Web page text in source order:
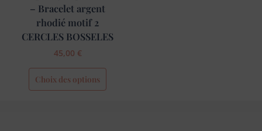
– Bracelet argent
rhodié motif 2
CERCLES BOSSELES
45,00 €
Choix des options